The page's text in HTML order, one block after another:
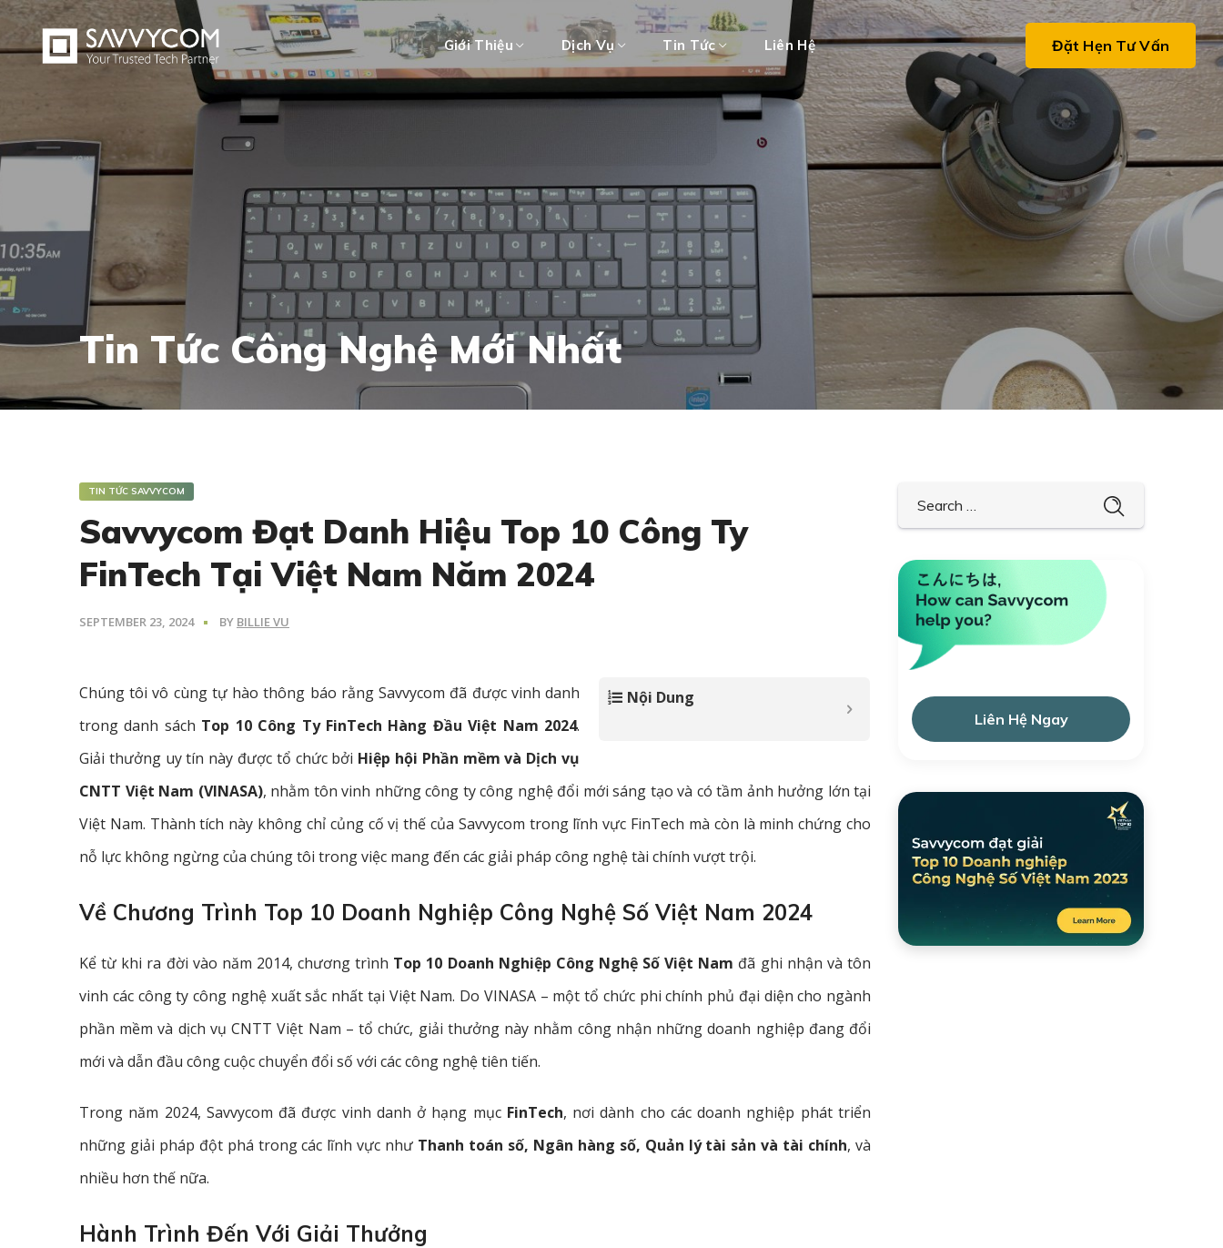
Giới Thiệu Dịch Vụ Tin Tức Liên Hệ Đặt Hẹn Tư Vấn
Tin Tức Công Nghệ Mới Nhất
TIN TỨC SAVVYCOM
Savvycom Đạt Danh Hiệu Top 10 Công Ty
FinTech Tại Việt Nam Năm 2024
SEPTEMBER 23, 2024 BY BILLIE VU
Nội Dung
Chúng tôi vô cùng tự hào thông báo rằng Savvycom đã được vinh danh
trong danh sách Top 10 Công Ty FinTech Hàng Đầu Việt Nam 2024.
Giải thưởng uy tín này được tổ chức bởi Hiệp hội Phần mềm và Dịch vụ
CNTT Việt Nam (VINASA), nhằm tôn vinh những công ty công nghệ đổi mới sáng tạo và có tầm ảnh hưởng lớn tại
Việt Nam. Thành tích này không chỉ củng cố vị thế của Savvycom trong lĩnh vực FinTech mà còn là minh chứng cho
nỗ lực không ngừng của chúng tôi trong việc mang đến các giải pháp công nghệ tài chính vượt trội.
Về Chương Trình Top 10 Doanh Nghiệp Công Nghệ Số Việt Nam 2024
Kể từ khi ra đời vào năm 2014, chương trình Top 10 Doanh Nghiệp Công Nghệ Số Việt Nam đã ghi nhận và tôn
vinh các công ty công nghệ xuất sắc nhất tại Việt Nam. Do VINASA – một tổ chức phi chính phủ đại diện cho ngành
phần mềm và dịch vụ CNTT Việt Nam – tổ chức, giải thưởng này nhằm công nhận những doanh nghiệp đang đổi
mới và dẫn đầu công cuộc chuyển đổi số với các công nghệ tiên tiến.
Trong năm 2024, Savvycom đã được vinh danh ở hạng mục FinTech, nơi dành cho các doanh nghiệp phát triển
những giải pháp đột phá trong các lĩnh vực như Thanh toán số, Ngân hàng số, Quản lý tài sản và tài chính, và
nhiều hơn thế nữa.
Hành Trình Đến Với Giải Thưởng
Liên Hệ Ngay